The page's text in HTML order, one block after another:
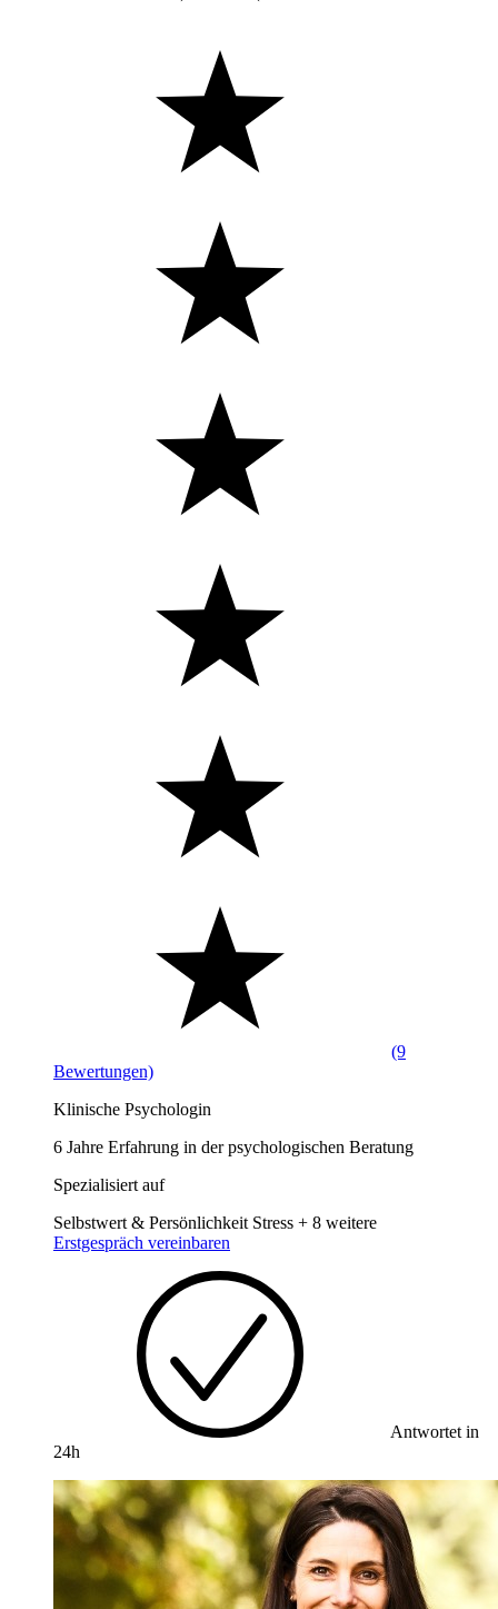
(9
Bewertungen)
Klinische Psychologin
6 Jahre Erfahrung in der psychologischen Beratung
Spezialisiert auf
Selbstwert & Persönlichkeit Stress + 8 weitere
Erstgespräch vereinbaren
Antwortet in
24h